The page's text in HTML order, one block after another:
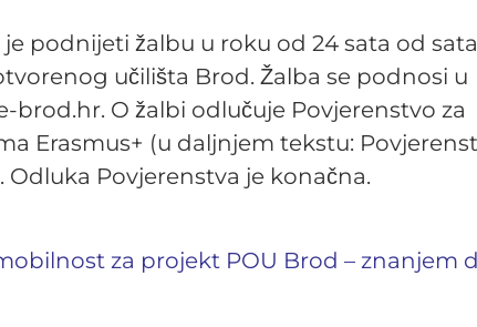
podnijeti žalbu u roku od 24 sata od sata
učilišta Brod. Žalba se podnosi u
brod.hr. O žalbi odlučuje Povjerenstvo za
Erasmus+ (u daljnjem tekstu:
Povjerenstva je konačna.
za projekt POU Brod – znanjem